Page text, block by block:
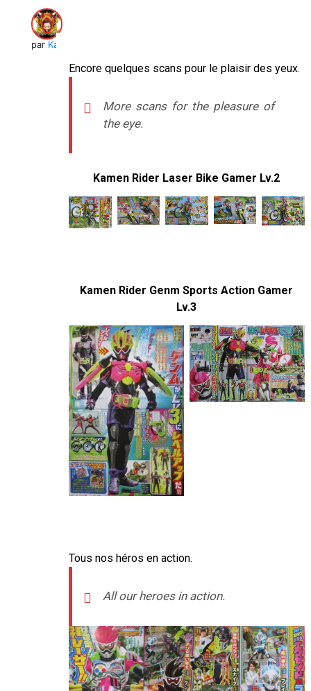
par Kai
Encore quelques scans pour le plaisir des yeux.
More scans for the pleasure of
the eye.
Kamen Rider Laser Bike Gamer Lv.2
Kamen Rider Genm Sports Action Gamer
Lv.3
Tous nos héros en action.
All our heroes in action.